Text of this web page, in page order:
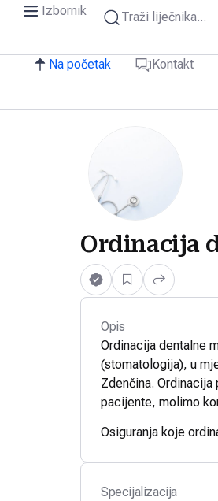
Izbornik Traži liječnika...
Na početak Kontakt
Ordinacija
Opis
Ordinacija dentalne
(stomatologija), u
Zdenčina.
pacijente, molimo
Osiguranja koje
Specijalizacija